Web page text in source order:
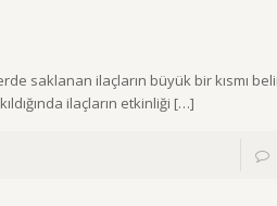
saklanan ilaçların büyük bir kısmı
ilaçların etkinliği […]